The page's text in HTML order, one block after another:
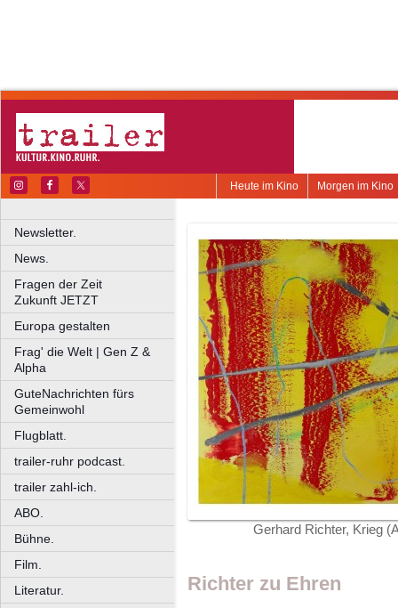
Morgen im Kino
Heute im Kino
Newsletter.
News.
Fragen der Zeit
Zukunft JETZT
Europa gestalten
Frag' die Welt | Gen Z &
Alpha
GuteNachrichten fürs
Gemeinwohl
Flugblatt.
trailer-ruhr podcast.
trailer zahl-ich.
ABO.
Bühne.
Film.
Literatur.
Gerhard Richter, Krieg
Richter zu Ehren